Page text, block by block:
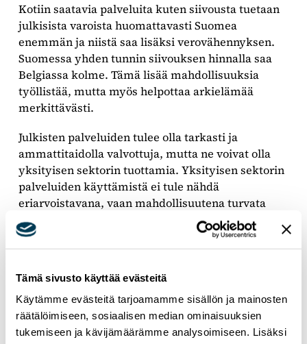
Tämä sivusto käyttää evästeitä
Käytämme evästeitä tarjoamamme sisällön ja mainosten
räätälöimiseen, sosiaalisen median ominaisuuksien
tukemiseen ja kävijämäärämme analysoimiseen. Lisäksi
Kotiin saatavia palveluita kuten siivousta tuetaan
julkisista varoista huomattavasti Suomea
enemmän ja niistä saa lisäksi verovähennyksen.
Suomessa yhden tunnin siivouksen hinnalla saa
Belgiassa kolme. Tämä lisää mahdollisuuksia
työllistää, mutta myös helpottaa arkielämää
merkittävästi.
Julkisten palveluiden tulee olla tarkasti ja
ammattitaidolla valvottuja, mutta ne voivat olla
yksityisen sektorin tuottamia. Yksityisen sektorin
palveluiden käyttämistä ei tule nähdä
eriarvoistavana, vaan mahdollisuutena turvata
mahdollisimman korkeatasoiset ja sujuvat
palvelut kaikille. Palveluiden saatavuuteen ja
käyttöön kannustamiseen kannattaa panostaa niin
tarjonnan kuin perheiden jaksamisen vuoksi.
Maahantulijat on saatava Hollannin esimerkin
mukaisesti, välittömästi työmarkkinoille ja sitä
kautta mukaan yhteiskuntaan. Suomi voi kilpailla